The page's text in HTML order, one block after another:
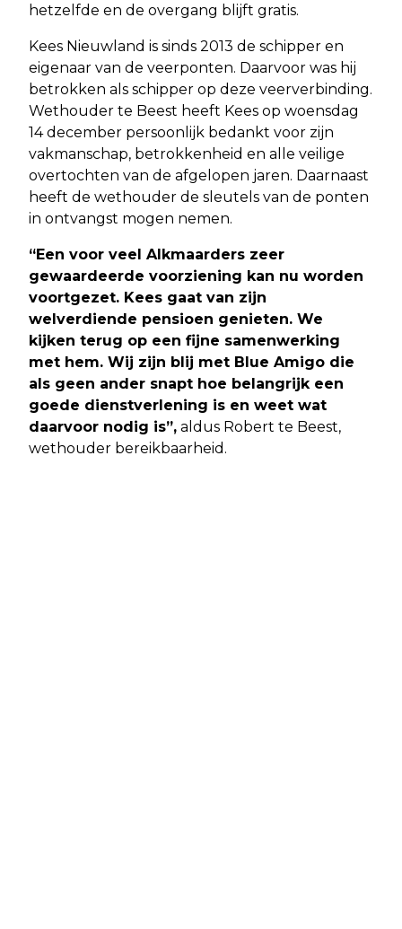
hetzelfde en de overgang blijft gratis.
Kees Nieuwland is sinds 2013 de schipper en
eigenaar van de veerponten. Daarvoor was hij
betrokken als schipper op deze veerverbinding.
Wethouder te Beest heeft Kees op woensdag
14 december persoonlijk bedankt voor zijn
vakmanschap, betrokkenheid en alle veilige
overtochten van de afgelopen jaren. Daarnaast
heeft de wethouder de sleutels van de ponten
in ontvangst mogen nemen.
“Een voor veel Alkmaarders zeer
gewaardeerde voorziening kan nu worden
voortgezet. Kees gaat van zijn
welverdiende pensioen genieten. We
kijken terug op een fijne samenwerking
met hem. Wij zijn blij met Blue Amigo die
als geen ander snapt hoe belangrijk een
goede dienstverlening is en weet wat
daarvoor nodig is”, aldus Robert te Beest,
wethouder bereikbaarheid.